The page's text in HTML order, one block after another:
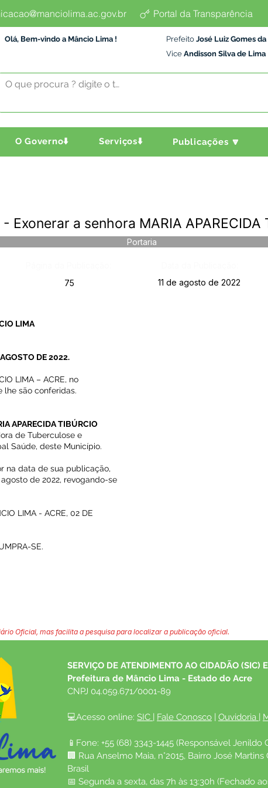
Portal da Transparência
Olá, Bem-vindo a Mâncio Lima ! Prefeito José Luiz Gomes da
Vice Andisson Silva de Lima
O Governo⬇️ Serviços⬇️ Publicações 🔽
Exonerar a senhora MARIA APARECIDA
Portaria
75 11 de agosto de 2022
LIMA
DE 2022.
LIMA – ACRE, no
lhe são conferidas.
APARECIDA TIBÚRCIO
de Tuberculose e
Saúde, deste Município.
na data de sua publicação,
de 2022, revogando-se
LIMA - ACRE, 02 DE
SE.
Oficial, mas facilita a pesquisa para localizar a publicação oficial.
SERVIÇO DE ATENDIMENTO AO CIDADÃO (SIC)
Prefeitura de Mâncio Lima - Estado do Acre
CNPJ 04.059.671/0001-89
💻Acesso online: SIC | Fale Conosco | Ouvidoria |
📱Fone: +55 (68) 3343-1445 (Responsável Jenildo
🏢 Rua Anselmo Maia, n°2015, Bairro José
Brasil
📅 Segunda a sexta, das 7h às 13:30h (Fechado